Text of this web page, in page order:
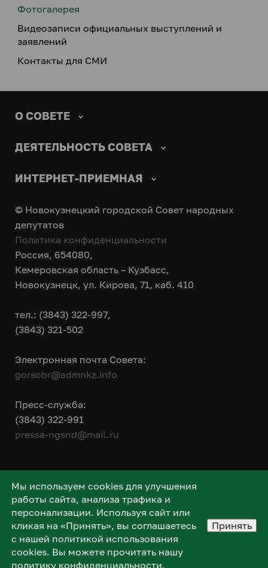
Фотогалерея
Видеозаписи официальных выступлений и
заявлений
Контакты для СМИ
О СОВЕТЕ
ДЕЯТЕЛЬНОСТЬ СОВЕТА
ИНТЕРНЕТ-ПРИЕМНАЯ
© Новокузнецкий городской Совет народных
депутатов
Политика конфиденциальности
Россия, 654080,
Кемеровская область – Кузбасс,
Новокузнецк, ул. Кирова, 71, каб. 410
тел.: (3843) 322-997,
(3843) 321-502
Электронная почта Совета:
gorsobr@admnkz.info
Пресс-служба:
(3843) 322-991
pressa-ngsnd@mail.ru
Мы используем cookies для улучшения
работы сайта, анализа трафика и
персонализации. Используя сайт или
кликая на «Принять», вы соглашаетесь
с нашей политикой использования
cookies. Вы можете прочитать нашу
политику конфиденциальности.
Принять